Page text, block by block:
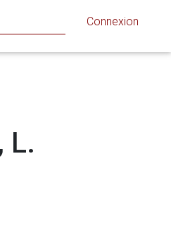
Connexion
L.